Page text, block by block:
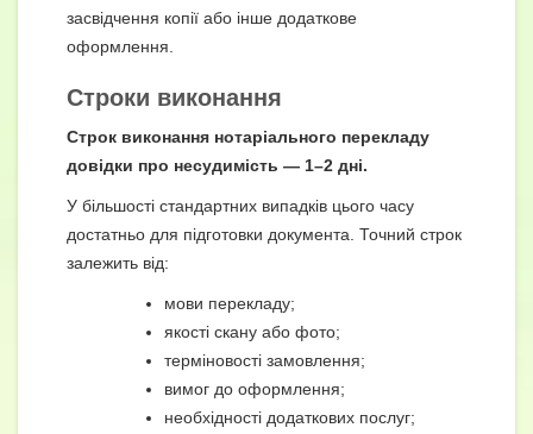
засвідчення копії або інше додаткове
оформлення.
Строки виконання
Строк виконання нотаріального перекладу
довідки про несудимість — 1–2 дні.
У більшості стандартних випадків цього часу
достатньо для підготовки документа. Точний строк
залежить від:
мови перекладу;
якості скану або фото;
терміновості замовлення;
вимог до оформлення;
необхідності додаткових послуг;